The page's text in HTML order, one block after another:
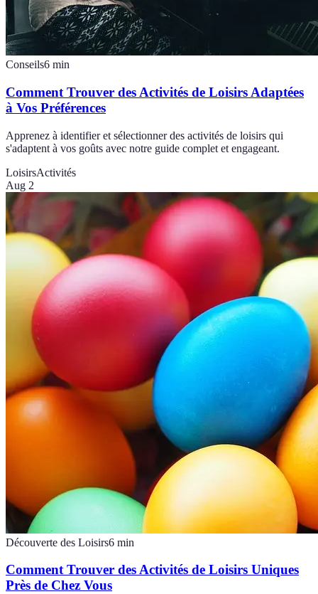
Conseils6 min
Comment Trouver des Activités de Loisirs Adaptées
à Vos Préférences
Apprenez à identifier et sélectionner des activités de loisirs qui
s'adaptent à vos goûts avec notre guide complet et engageant.
LoisirsActivités
Aug 2
Découverte des Loisirs6 min
Comment Trouver des Activités de Loisirs Uniques
Près de Chez Vous